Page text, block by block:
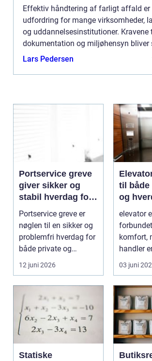
Effektiv håndtering af farligt affald er
udfordring for mange virksomheder,
og uddannelsesinstitutioner. Kravene
dokumentation og miljøhensyn
for år, og fejl kan bå...
Lars Pedersen
Portservice greve
giver sikker og
stabil hverdag for
porte
Portservice greve er
nøglen til en sikker og
problemfri hverdag for
både private og
virksomheder, de...
12 juni 2026
til både
og
elevator
komfort,
handler
elevator
03 juni
Statiske